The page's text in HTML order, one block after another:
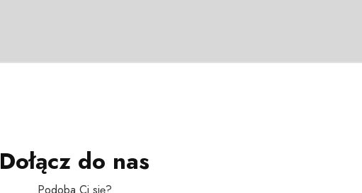
Dołącz do nas